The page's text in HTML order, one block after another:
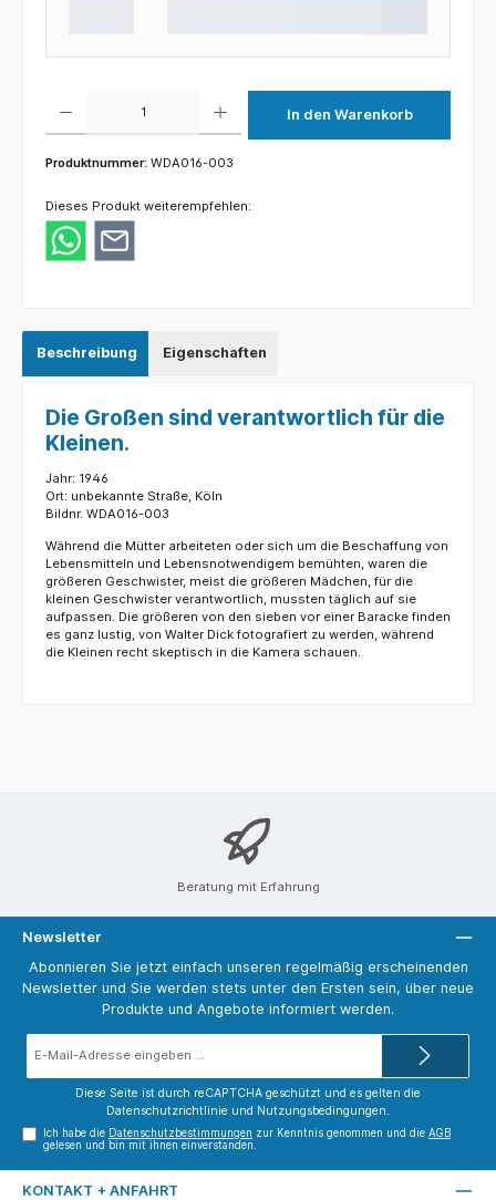
In den Warenkorb
Produktnummer: WDA016-003
Dieses Produkt weiterempfehlen:
Beschreibung Eigenschaften
Die Großen sind verantwortlich für die
Kleinen.
Jahr: 1946
Ort: unbekannte Straße, Köln
Bildnr. WDA016-003
Während die Mütter arbeiteten oder sich um die Beschaffung von
Lebensmitteln und Lebensnotwendigem bemühten, waren die
größeren Geschwister, meist die größeren Mädchen, für die
kleinen Geschwister verantwortlich, mussten täglich auf sie
aufpassen. Die größeren von den sieben vor einer Baracke finden
es ganz lustig, von Walter Dick fotografiert zu werden, während
die Kleinen recht skeptisch in die Kamera schauen.
Beratung mit Erfahrung
Newsletter
Abonnieren Sie jetzt einfach unseren regelmäßig erscheinenden
Newsletter und Sie werden stets unter den Ersten sein, über neue
Produkte und Angebote informiert werden.
Diese Seite ist durch reCAPTCHA geschützt und es gelten die
Datenschutzrichtlinie und Nutzungsbedingungen.
Ich habe die Datenschutzbestimmungen zur Kenntnis genommen und dieAGB
gelesen und bin mit ihnen einverstanden.
KONTAKT + ANFAHRT